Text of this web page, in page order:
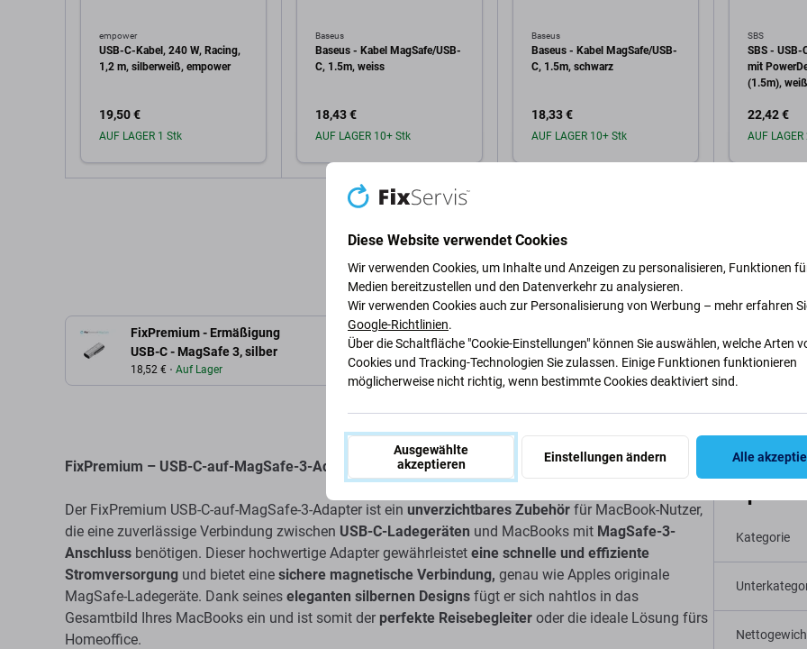
empower
USB-C-Kabel, 240 W, Racing,
1,2 m, silberweiß, empower
19,50 €
AUF LAGER 1 Stk
In den Warenkorb
Baseus
Baseus - Kabel MagSafe/USB-
C, 1.5m, weiss
18,43 €
AUF LAGER 10+ Stk
Baseus
Baseus - Kabel MagSafe/USB-
C, 1.5m, schwarz
18,33 €
AUF LAGER 10+ Stk
SBS
SBS - USB-
mit
(1.5m), weiß
22,42 €
AUF LAGER
FixPremium - Ermäßigung
USB-C - MagSafe 3, silber
18,52 € Auf Lager
Beschreibung und Spezifikation Versand und Rückgabe
FixPremium – USB-C-auf-MagSafe-3-Adapter, Silber
Der FixPremium USB-C-auf-MagSafe-3-Adapter ist ein unverzichtbares Zubehör für MacBook-Nutzer,
die eine zuverlässige Verbindung zwischen USB-C-Ladegeräten und MacBooks mit MagSafe-3-
Anschluss benötigen. Dieser hochwertige Adapter gewährleistet eine schnelle und effiziente
Stromversorgung und bietet eine sichere magnetische Verbindung, genau wie Apples originale
MagSafe-Ladegeräte. Dank seines eleganten silbernen Designs fügt er sich nahtlos in das
Gesamtbild Ihres MacBooks ein und ist somit der perfekte Reisebegleiter oder die ideale Lösung fürs
Homeoffice.
Kategorie
Diese Website verwendet Cookies
Wir verwenden Cookies, um Inhalte und Anzeigen zu personalisieren, Funktionen
Medien bereitzustellen und den Datenverkehr zu analysieren.
Wir verwenden Cookies auch zur Personalisierung von Werbung – mehr erfahren
Google-Richtlinien.
Über die Schaltfläche "Cookie-Einstellungen" können Sie auswählen, welche Arten
Cookies und Tracking-Technologien Sie zulassen. Einige Funktionen funktionieren
möglicherweise nicht richtig, wenn bestimmte Cookies deaktiviert sind.
Ausgewählte
akzeptieren
Einstellungen ändern Alle